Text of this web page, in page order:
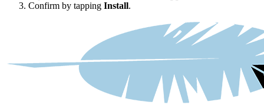
Confirm by tapping Install.